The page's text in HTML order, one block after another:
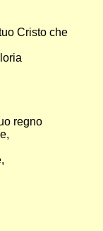
Cristo che
regno